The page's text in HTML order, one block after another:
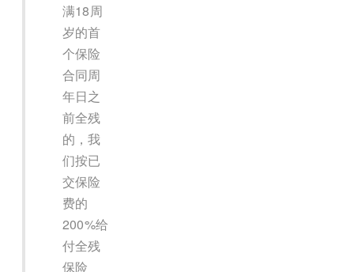
满18周
岁的首
个保险
合同周
年日之
前全残
的，我
们按已
交保险
费的
200%给
付全残
保险